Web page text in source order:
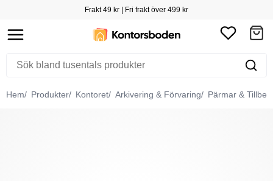
Frakt 49 kr | Fri frakt över 499 kr
Hem Produkter Kontoret Arkivering & Förvaring Pärmar &